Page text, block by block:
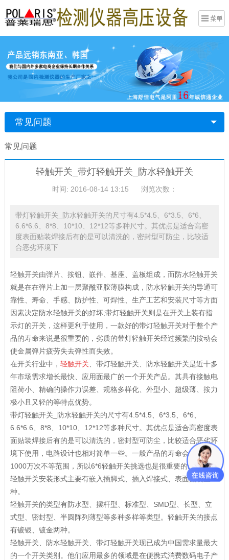
常见问题
常见问题
轻触开关_带灯轻触开关_防水轻触开关
时间: 2016-08-14 13:15 浏览次数：
带灯轻触开关_防水轻触开关的尺寸有4.5*4.5、6*3.5、6*6、
6.6*6.6、8*8、10*10、12*12等多种尺寸。其优点是适合高密
度表面贴装焊接后有的是可以清洗的，密封型可防尘，比较适
合恶劣环境下
轻触开关由弹片、按钮、嵌件、基座、盖板组成，而防水轻触开关
就是在在弹片上加一层聚酰亚胺薄膜构成，防水轻触开关的导通可
靠性、寿命、手感、防护性、可焊性、生产工艺和安装尺寸等方面
因素决定防水轻触开关的好坏;带灯轻触开关则是在开关上装有指
示灯的开关，这样更利于使用，一款好的带灯轻触开关对于整个产
品的寿命来说是很重要的，劣质的带灯轻触开关经过频繁的按动会
使金属弹片疲劳失去弹性而失效。
在开关行业中， 轻触开关、带灯轻触开关、防水轻触开关是近十多
年市场需求增长最快、应用面最广的一个开关产品。其具有接触电
阻荷小、精确的操作力误差、规格多样化、外型小、超级薄、按力
极小且又轻的等特点优势。
带灯轻触开关_防水轻触开关的尺寸有4.5*4.5、6*3.5、6*6、
6.6*6.6、8*8、10*10、12*12等多种尺寸。其优点是适合高密度表
面贴装焊接后有的是可以清洗的，密封型可防尘，比较适合恶劣环
境下使用，电路设计也相对简单一些。一般产品的寿命会在10万～
1000万次不等范围，所以6*6轻触开关挑选也是很重要的。
轻触开关安装形式主要有嵌入插脚式、插入焊接式、表面贴装三
种。
轻触开关的类型有防水型、摆杆型、标准型、SMD型、长型、立
式型、密封型、半圆阵列薄型等多种多样等类型。轻触开关的接点
有镀银、镀金两种。
轻触开关、防水轻触开关、带灯轻触开关现已成为中国需求量最大
的一个开关类别。他们应用最多的领域是在便携式消费数码电子产